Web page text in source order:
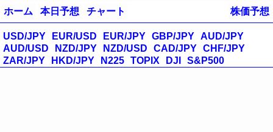
株価予想
ホーム 本日予想 チャート
USD/JPY EUR/USD EUR/JPY GBP/JPY AUD/JPY
AUD/USD
NZD/JPY NZD/USD CAD/JPY CHF/JPY
ZAR/JPY
HKD/JPY N225 TOPIX DJI S&P500